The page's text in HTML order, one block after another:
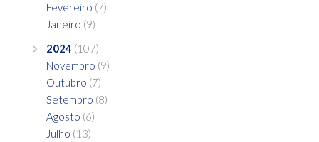
Fevereiro (7)
Janeiro (9)
2024 (107)
Novembro (9)
Outubro (7)
Setembro (8)
Agosto (6)
Julho (13)